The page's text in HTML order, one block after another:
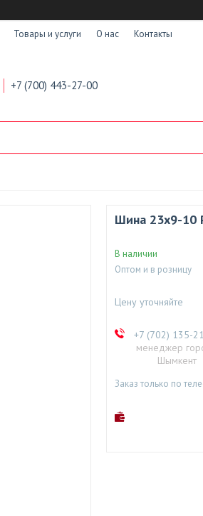
Товары и услуги О нас Контакты
+7 (700) 443-27-00
Шина 23х9-10
В наличии
Оптом и в розницу
Цену уточняйте
+7 (702) 135-
менеджер
Шымкент
Заказ только по